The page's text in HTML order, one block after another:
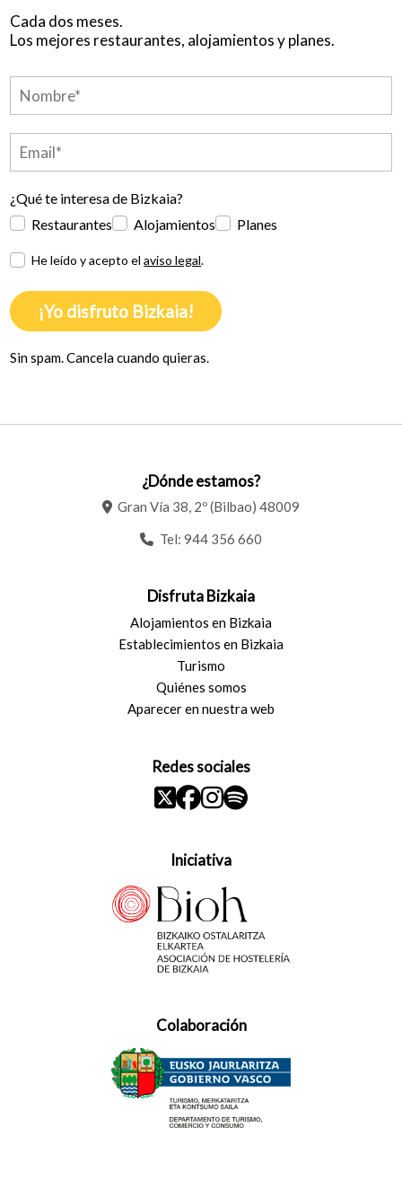
Cada dos meses.
Los mejores restaurantes, alojamientos y planes.
¿Qué te interesa de Bizkaia?
Restaurantes
Alojamientos Planes
He leído y acepto elaviso legal.
¡Yo disfruto Bizkaia!
Sin spam. Cancela cuando quieras.
¿Dónde estamos?
Gran Vía 38, 2º (Bilbao) 48009
Tel: 944 356 660
Disfruta Bizkaia
Alojamientos en Bizkaia
Establecimientos en Bizkaia
Turismo
Quiénes somos
Aparecer en nuestra web
Redes sociales
Iniciativa
Colaboración